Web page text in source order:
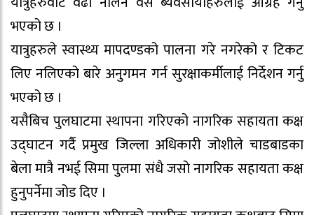
भएको छ ।
यात्रुहरुले स्वास्थ्य मापदण्डको पालना गरे नगरेको र टिकट
लिए नलिएको बारे अनुगमन गर्न सुरक्षाकर्मीलाई निर्देशन गर्नु
भएको छ ।
यसैबिच पुलघाटमा स्थापना गरिएको नागरिक सहायता कक्ष
उद्घाटन गर्दै प्रमुख जिल्ला अधिकारी जोशीले चाडबाडका
बेला मात्रै नभई सिमा पुलमा संधै जसो नागरिक सहायता कक्ष
हुनुपर्नेमा जोड दिए ।